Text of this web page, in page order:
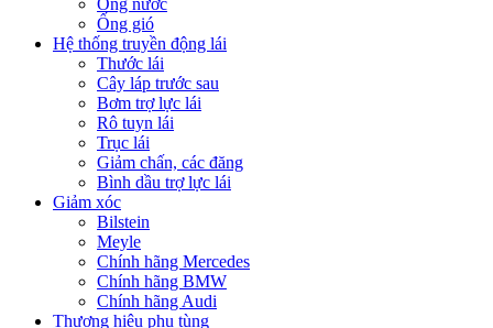
Ống gió
Hệ thống truyền động lái
Thước lái
Cây láp trước sau
Bơm trợ lực lái
Rô tuyn lái
Trục lái
Giảm chấn, các đăng
Bình dầu trợ lực lái
Giảm xóc
Bilstein
Meyle
Chính hãng Mercedes
Chính hãng BMW
Chính hãng Audi
Thương hiệu phụ tùng